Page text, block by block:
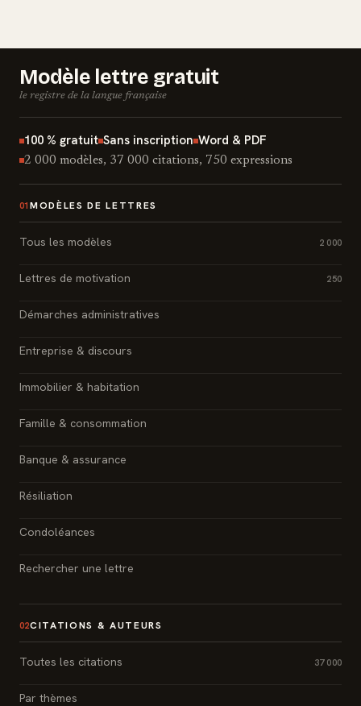
Modèle lettre gratuit
le registre de la langue française
100 % gratuit Sans inscription Word & PDF
2 000 modèles, 37 000 citations, 750 expressions
01 MODÈLES DE LETTRES
Tous les modèles 2 000
Lettres de motivation 250
Démarches administratives
Entreprise & discours
Immobilier & habitation
Famille & consommation
Banque & assurance
Résiliation
Condoléances
Rechercher une lettre
02CITATIONS & AUTEURS
Toutes les citations 37 000
Par thèmes